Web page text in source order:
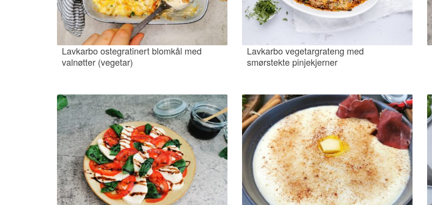
Lavkarbo ostegratinert blomkål med
valnøtter (vegetar)
Lavkarbo vegetargrateng med
smørstekte pinjekjerner